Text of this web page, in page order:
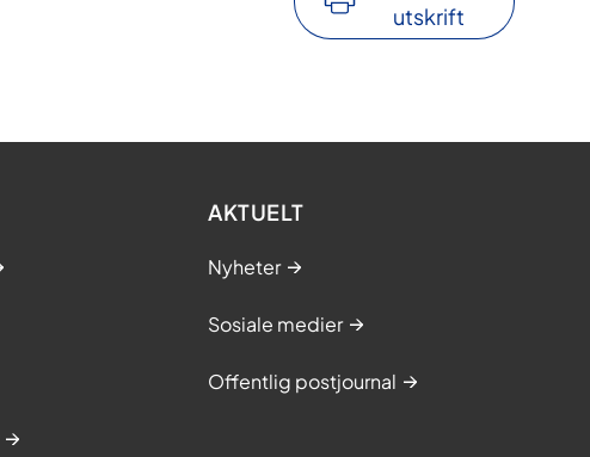
utskrift
AKTUELT
Nyheter
Sosiale medier
Offentlig postjournal